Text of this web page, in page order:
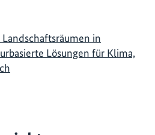
in
Lösungen für Klima,